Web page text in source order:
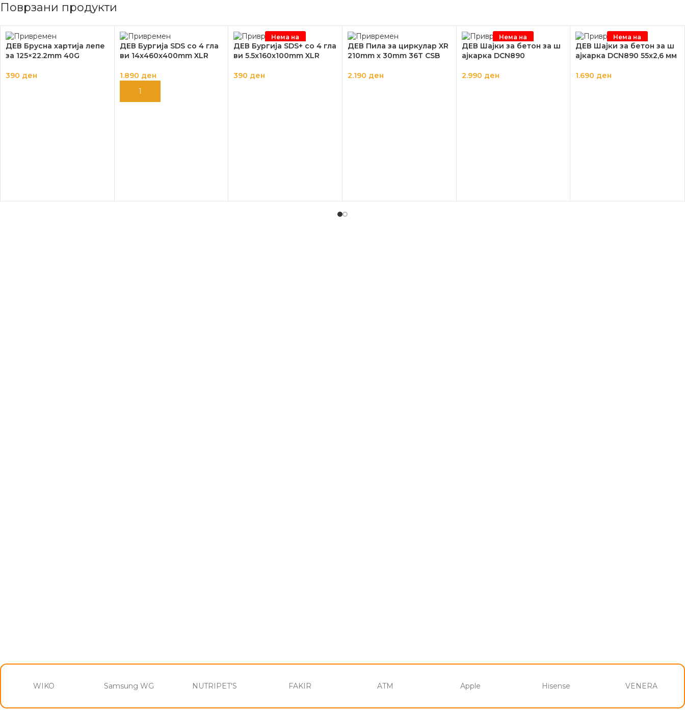
Поврзани продукти
ДЕВ Брусна хартија лепе
за 125×22.2mm 40G
390 ден
ДЕВ Бургија SDS со 4 гла
ви 14x460x400mm XLR
1.890 ден
ДОДАЈ ВО КОШНИЦА
Нема на
залиха
ДЕВ Бургија SDS+ со 4 гла
ви 5.5x160x100mm XLR
390 ден
ДЕВ Пила за циркулар XR
210mm x 30mm 36T CSB
2.190 ден
Нема на
залиха
ДЕВ Шајки за бетон за ш
ајкарка DCN890
2.990 ден
Нема на
залиха
ДЕВ Шајки за бетон за ш
ајкарка DCN890 55х2,6 мм
1.690 ден
WIKO Samsung WG NUTRIPET'S FAKIR ATM Apple Hisense VENERA